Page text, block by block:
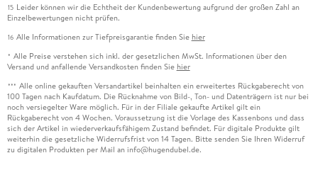
15 Leider können wir die Echtheit der Kundenbewertung aufgrund der großen Zahl an
Einzelbewertungen nicht prüfen.
16 Alle Informationen zur Tiefpreisgarantie finden Sie hier
* Alle Preise verstehen sich inkl. der gesetzlichen MwSt. Informationen über den
Versand und anfallende Versandkosten finden Sie hier
*** Alle online gekauften Versandartikel beinhalten ein erweitertes Rückgaberecht von
100 Tagen nach Kaufdatum. Die Rücknahme von Bild-, Ton- und Datenträgern ist nur bei
noch versiegelter Ware möglich. Für in der Filiale gekaufte Artikel gilt ein
Rückgaberecht von 4 Wochen. Voraussetzung ist die Vorlage des Kassenbons und dass
sich der Artikel in wiederverkaufsfähigem Zustand befindet. Für digitale Produkte gilt
weiterhin die gesetzliche Widerrufsfrist von 14 Tagen. Bitte senden Sie Ihren Widerruf
zu digitalen Produkten per Mail an info@hugendubel.de.